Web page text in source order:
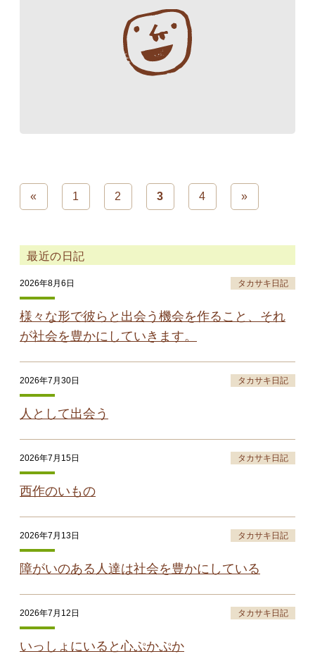
« 1 2 3 4 »
最近の日記
2026年8月6日 タカサキ日記
様々な形で彼らと出会う機会を作ること、それ
が社会を豊かにしていきます。
2026年7月30日 タカサキ日記
人として出会う
2026年7月15日 タカサキ日記
西作のいもの
2026年7月13日 タカサキ日記
障がいのある人達は社会を豊かにしている
2026年7月12日 タカサキ日記
いっしょにいると心ぷかぷか